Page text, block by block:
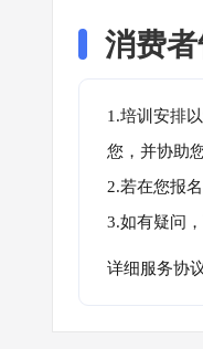
消费
1.培训安排
您，并协助
2.若在您报
3.如有疑问
详细服务协